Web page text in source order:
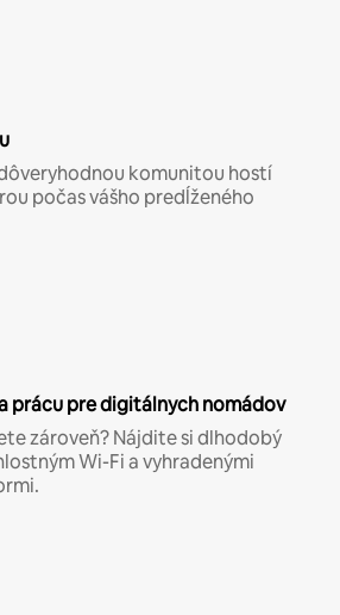
komunitou hostí
počas vášho predĺženého
prácu pre digitálnych nomádov
zároveň? Nájdite si dlhodobý
Wi-Fi a vyhradenými